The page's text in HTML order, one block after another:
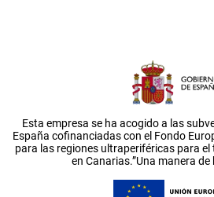
Esta empresa se ha acogido a las
España cofinanciadas con el Fondo
para las regiones ultraperiféricas para
en Canarias.”Una manera de